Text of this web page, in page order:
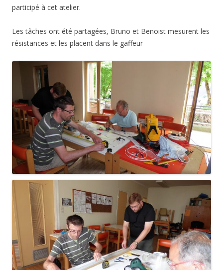
participé à cet atelier.
Les tâches ont été partagées, Bruno et Benoist mesurent les
résistances et les placent dans le gaffeur